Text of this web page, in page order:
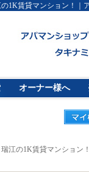
1K賃貸マンション！｜
オーナー様へ
江の1K賃貸マンション！